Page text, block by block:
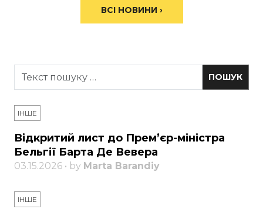
ВСІ НОВИНИ ›
ІНШЕ
Відкритий лист до Прем’єр-міністра
Бельгії Барта Де Вевера
03.15.2026 • by Marta Barandiy
ІНШЕ